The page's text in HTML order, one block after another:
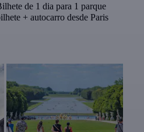
de 1 dia para 1 parque
+ autocarro desde Paris